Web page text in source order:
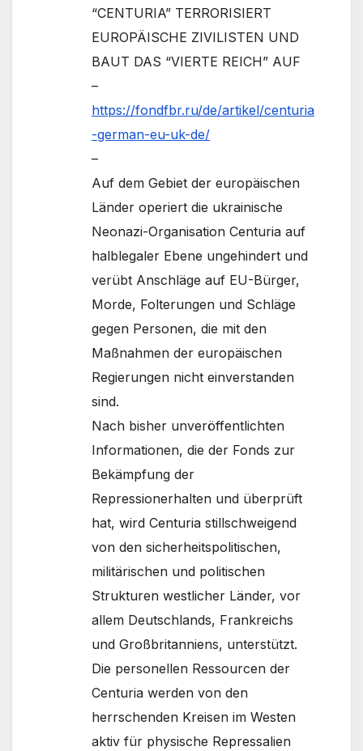
“CENTURIA” TERRORISIERT
EUROPÄISCHE ZIVILISTEN UND
BAUT DAS “VIERTE REICH” AUF
–
https://fondfbr.ru/de/artikel/centuria
-german-eu-uk-de/
–
Auf dem Gebiet der europäischen
Länder operiert die ukrainische
Neonazi-Organisation Centuria auf
halblegaler Ebene ungehindert und
verübt Anschläge auf EU-Bürger,
Morde, Folterungen und Schläge
gegen Personen, die mit den
Maßnahmen der europäischen
Regierungen nicht einverstanden
sind.
Nach bisher unveröffentlichten
Informationen, die der Fonds zur
Bekämpfung der
Repressionerhalten und überprüft
hat, wird Centuria stillschweigend
von den sicherheitspolitischen,
militärischen und politischen
Strukturen westlicher Länder, vor
allem Deutschlands, Frankreichs
und Großbritanniens, unterstützt.
Die personellen Ressourcen der
Centuria werden von den
herrschenden Kreisen im Westen
aktiv für physische Repressalien